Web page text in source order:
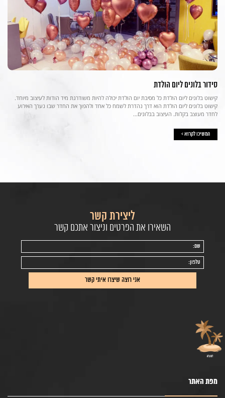
סידור בלונים ליום הולדת
קישוט בלונים ליום הולדת כל מסיבת יום הולדת יכולה להיות משודרגת מיד הודות לעיצוב מיוחד.
קישוט בלונים ליום הולדת הוא דרך נהדרת לשמח כל אחד ולהפוך את החדר שבו נערך האירוע
לחדר מעוצב בקלות. העיצוב בבלונים...
המשיכו לקרוא >
ליצירת קשר
השאירו את הפרטים וניצור אתכם קשר
מפת האתר